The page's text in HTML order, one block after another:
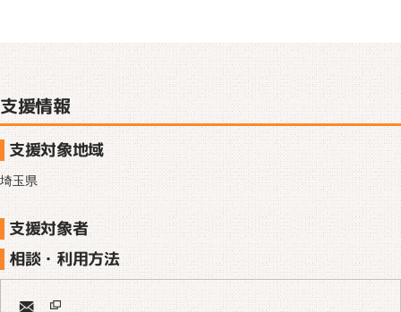
支援情報
支援対象地域
埼玉県
支援対象者
相談・利用方法